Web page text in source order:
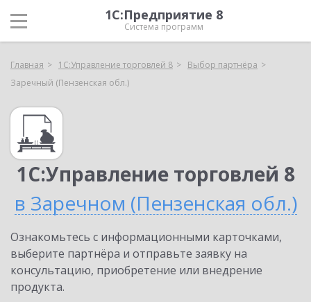
1С:Предприятие 8
Система программ
Главная 1С:Управление торговлей 8
Выбор партнёра
Заречный (Пензенская обл.)
1С:Управление торговлей 8
в Заречном (Пензенская обл.)
Ознакомьтесь с информационными карточками,
выберите партнёра и отправьте заявку на
консультацию, приобретение или внедрение
продукта.